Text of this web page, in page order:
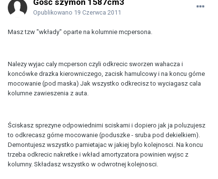
Gość szymon 1587cm3
Opublikowano 19 Czerwca 2011
Masz tzw "wkłady" oparte na kolumnie mcpersona.
Nalezy wyjac caly mcperson czyli odkrecic sworzen wahacza i
koncówke drazka kierowniczego, zacisk hamulcowy i na koncu górne
mocowanie (pod maska) Jak wszystko odkrecisz to wyciagasz cala
kolumne zawieszenia z auta.
Ściskasz sprezyne odpowiednimi sciskami i dopiero jak ja poluzujesz
to odkrecasz górne mocowanie (poduszke - sruba pod dekielkiem).
Demontujesz wszystko pamietajac w jakiej bylo kolejnosci. Na koncu
trzeba odkrecic nakretke i wkład amortyzatora powinien wyjsc z
kolumny. Składasz wszystko w odwrotnej kolejnosci.